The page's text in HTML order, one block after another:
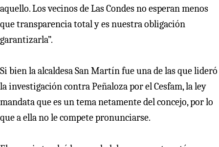
aquello. Los vecinos de Las Condes no esperan menos
que transparencia total y es nuestra obligación
garantizarla”.
Si bien la alcaldesa San Martín fue una de las que lideró
la investigación contra Peñaloza por el Cesfam, la ley
mandata que es un tema netamente del concejo, por lo
que a ella no le compete pronunciarse.